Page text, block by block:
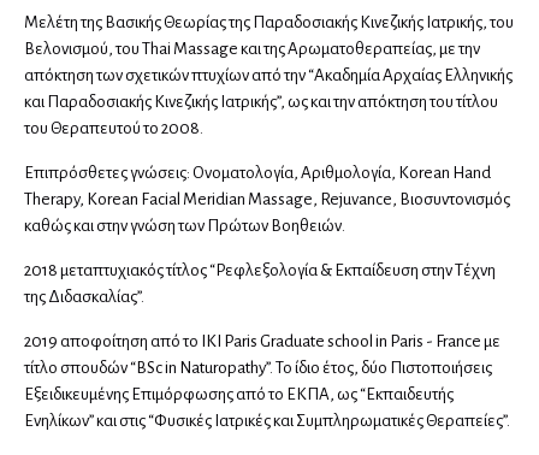
Αισθητική Ιατρική
Παιδοδερματολόγοι
Ενδοκρινολόγοι
Διαβητολόγοι
Παιδοενδοκρινολόγοι
Ιατρικές υπηρεσίες
Ιατροί εργασίας
Μελέτη της Βασικής Θεωρίας της Παραδοσιακής Κινεζικής Ιατρικής, του
Βελονισμού, του Thai Massage και της Αρωματοθεραπείας, με την
απόκτηση των σχετικών πτυχίων από την “Ακαδημία Αρχαίας Ελληνικής
και Παραδοσιακής Κινεζικής Ιατρικής”, ως και την απόκτηση του τίτλου
του Θεραπευτού το 2008.
Επιπρόσθετες γνώσεις: Ονοματολογία, Αριθμολογία, Korean Hand
Therapy, Korean Facial Meridian Massage, Rejuvance, Βιοσυντονισμός
καθώς και στην γνώση των Πρώτων Βοηθειών.
2018 μεταπτυχιακός τίτλος “Ρεφλεξολογία & Εκπαίδευση στην Τέχνη
της Διδασκαλίας”.
2019 αποφοίτηση από το IKI Paris Graduate school in Paris - France με
τίτλο σπουδών “BSc in Naturopathy”. Το ίδιο έτος, δύο Πιστοποιήσεις
Εξειδικευμένης Επιμόρφωσης από το ΕΚΠΑ, ως “Εκπαιδευτής
Ενηλίκων” και στις “Φυσικές Ιατρικές και Συμπληρωματικές Θεραπείες”.